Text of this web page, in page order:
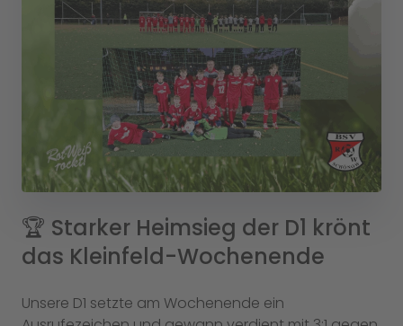
🏆 Starker Heimsieg der D1 krönt
das Kleinfeld-Wochenende
Unsere D1 setzte am Wochenende ein